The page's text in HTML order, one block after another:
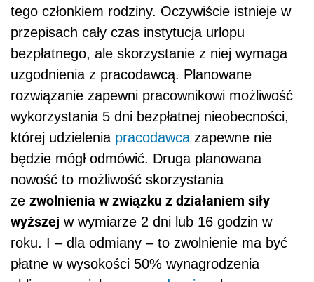
tego członkiem rodziny. Oczywiście istnieje w
przepisach cały czas instytucja urlopu
bezpłatnego, ale skorzystanie z niej wymaga
uzgodnienia z pracodawcą. Planowane
rozwiązanie zapewni pracownikowi możliwość
wykorzystania 5 dni bezpłatnej nieobecności,
której udzielenia pracodawca zapewne nie
będzie mógł odmówić. Druga planowana
nowość to możliwość skorzystania
ze zwolnienia w związku z działaniem siły
wyższej w wymiarze 2 dni lub 16 godzin w
roku. I – dla odmiany – to zwolnienie ma być
płatne w wysokości 50% wynagrodzenia